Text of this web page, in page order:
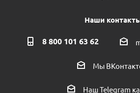
Наши
8 800 101 63 62
Мы
Наш Telegram